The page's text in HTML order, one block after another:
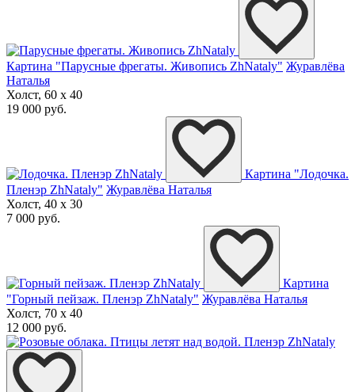
Картина "Парусные фрегаты. Живопись ZhNataly" Журавлёва
Наталья
Холст, 60 x 40
19 000 руб.
Картина "Лодочка.
Пленэр ZhNataly" Журавлёва Наталья
Холст, 40 x 30
7 000 руб.
Картина
"Горный пейзаж. Пленэр ZhNataly" Журавлёва Наталья
Холст, 70 x 40
12 000 руб.